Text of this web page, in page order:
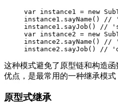
var instance1 = new
instance1.sayName() //
instance1.sayJob() //
var instance2 = new
instance2.sayName() //
instance2.sayJob() //
这种模式避免了原型链和构造
优点，是最常用的一种继承模式
原型式继承